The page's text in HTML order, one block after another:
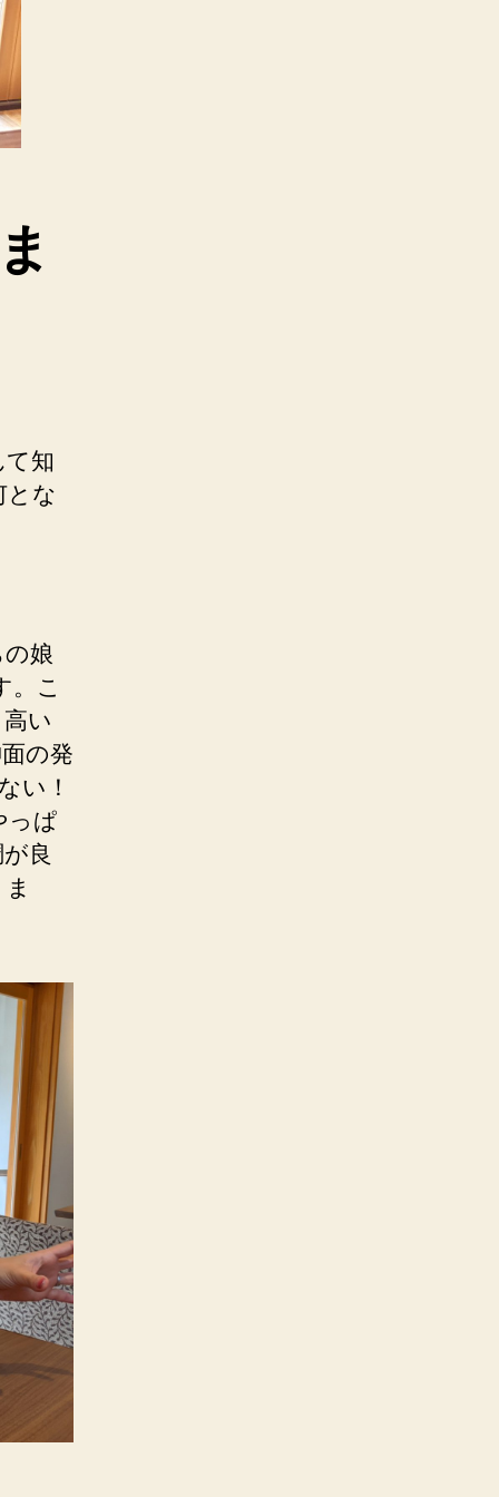
知
とな
娘
。こ
い
の発
い！
っぱ
良